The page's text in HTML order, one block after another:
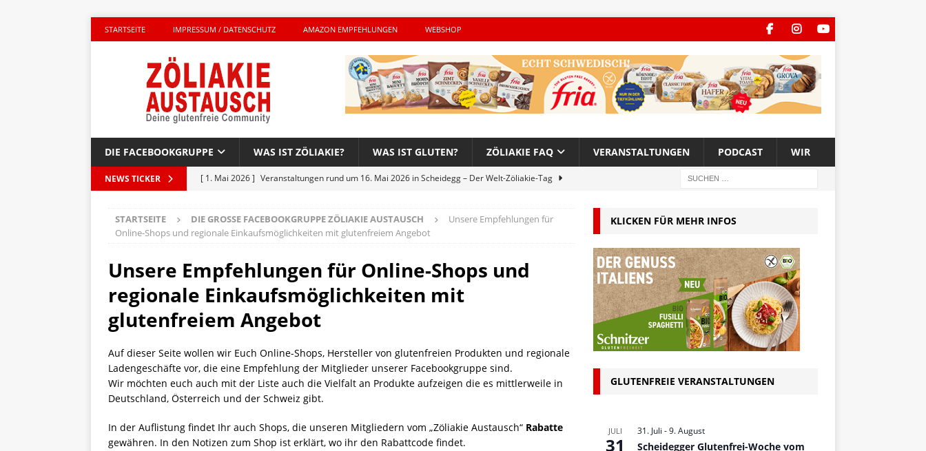
STARTSEITE IMPRESSUM / DATENSCHUTZ AMAZON EMPFEHLUNGEN WEBSHOP
DIE FACEBOOKGRUPPE WAS IST ZÖLIAKIE? WAS IST GLUTEN? ZÖLIAKIE FAQ VERANSTALTUNGEN PODCAST WIR
NEWS TICKER [ 1. Mai 2026 ] Veranstaltungen rund um 16. Mai 2026 in Scheidegg – Der Welt-Zöliakie-Tag
[ 27. April 2026 ] Komplett glutenfreie Woche bei Hans im Glück – Es geht auch 2026 weiter!
[ 23. April 2026 ]
Kinderbuch – Der unerwünschte Gast von Hendrikje Balsmeyer
PRODUKTTEST
[ 5. April 2026 ] Verpackungen bei glutenfreien Produkten – Spagat zwischen Sicherheit und
[ 15. Mai 2026 ] Katha backt glutenfrei – Das Familienbackbuch für Groß und Klein
ALLGEMEIN
STARTSEITE DIE GROSSE FACEBOOKGRUPPE ZÖLIAKIE AUSTAUSCH
Unsere Empfehlungen für
Online-Shops und regionale Einkaufsmöglichkeiten mit glutenfreiem Angebot
Unsere Empfehlungen für Online-Shops und
regionale Einkaufsmöglichkeiten mit
glutenfreiem Angebot
Auf dieser Seite wollen wir Euch Online-Shops, Hersteller von glutenfreien Produkten und regionale
Ladengeschäfte vor, die eine Empfehlung der Mitglieder unserer Facebookgruppe sind.
Wir möchten euch auch mit der Liste auch die Vielfalt an Produkte aufzeigen die es mittlerweile in
Deutschland, Österreich und der Schweiz gibt.
In der Auflistung findet Ihr auch Shops, die unseren Mitgliedern vom „Zöliakie Austausch“ Rabatte
gewähren. In den Notizen zum Shop ist erklärt, wo ihr den Rabattcode findet.
KLICKEN FÜR MEHR INFOS
GLUTENFREIE VERANSTALTUNGEN
JULI
31
31. Juli -9. August
Scheidegger Glutenfrei-Woche vom